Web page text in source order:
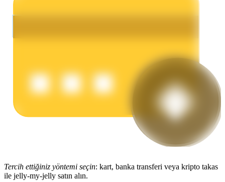
Yüksek getiri ve anında erişim
Tercih ettiğiniz yöntemi seçin: kart, banka transferi veya kripto takas
ile jelly-my-jelly satın alın.